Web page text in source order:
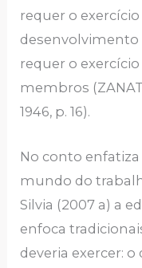
requer o
desenvolvimento
requer o
membros
1946, p. 16).
No conto
mundo do
Silvia (2007 a) a
enfoca
deveria exercer: